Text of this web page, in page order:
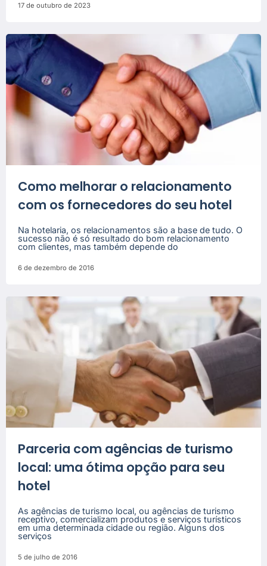
17 de outubro de 2023
Como melhorar o relacionamento
com os fornecedores do seu hotel
Na hotelaria, os relacionamentos são a base de tudo. O
sucesso não é só resultado do bom relacionamento
com clientes, mas também depende do
6 de dezembro de 2016
Parceria com agências de turismo
local: uma ótima opção para seu
hotel
As agências de turismo local, ou agências de turismo
receptivo, comercializam produtos e serviços turísticos
em uma determinada cidade ou região. Alguns dos
serviços
5 de julho de 2016